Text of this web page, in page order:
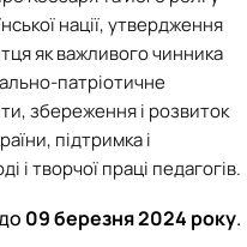
флористика"
"Дивосвіт"
мрії"
нації, утвердження
як важливого чинника
патріотичне
збереження і розвиток
підтримка і
і творчої праці педагогів.
09 березня 2024 року.